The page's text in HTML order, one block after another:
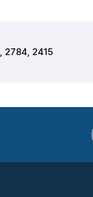
2784, 2415